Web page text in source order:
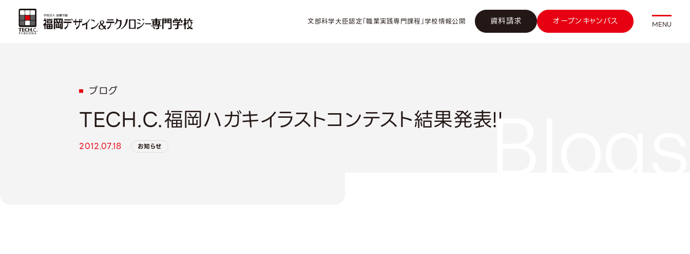
文部科学大臣認定「職業実践専門課程」学校情報公開 資料請求 オープンキャンパス MENU
ブログ
TECH.C.福岡ハガキイラストコンテスト結果発表!!
2012.07.18 お知らせ